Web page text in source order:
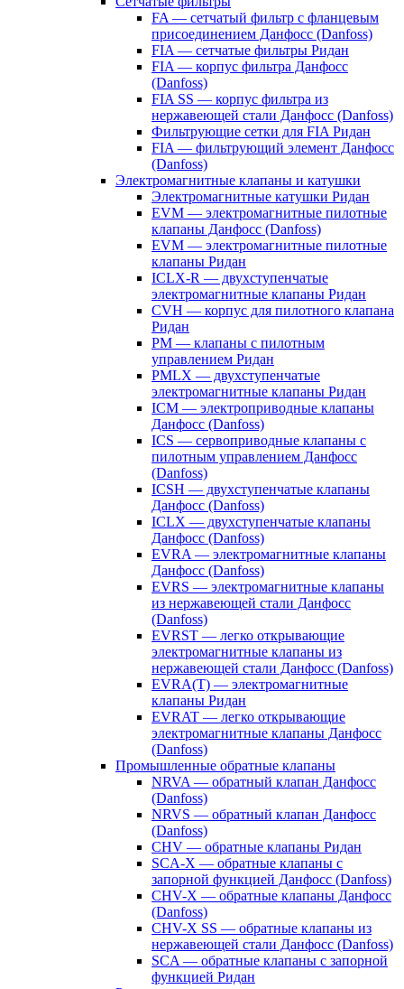
FA — сетчатый фильтр с фланцевым
присоединением Данфосс (Danfoss)
FIA — сетчатые фильтры Ридан
FIA — корпус фильтра Данфосс
(Danfoss)
FIA SS — корпус фильтра из
нержавеющей стали Данфосс (Danfoss)
Фильтрующие сетки для FIA Ридан
FIA — фильтрующий элемент Данфосс
(Danfoss)
Электромагнитные клапаны и катушки
Электромагнитные катушки Ридан
EVM — электромагнитные пилотные
клапаны Данфосс (Danfoss)
EVM — электромагнитные пилотные
клапаны Ридан
ICLX-R — двухступенчатые
электромагнитные клапаны Ридан
CVH — корпус для пилотного клапана
Ридан
PM — клапаны с пилотным
управлением Ридан
PMLX — двухступенчатые
электромагнитные клапаны Ридан
ICM — электроприводные клапаны
Данфосс (Danfoss)
ICS — сервоприводные клапаны с
пилотным управлением Данфосс
(Danfoss)
ICSH — двухступенчатые клапаны
Данфосс (Danfoss)
ICLX — двухступенчатые клапаны
Данфосс (Danfoss)
EVRA — электромагнитные клапаны
Данфосс (Danfoss)
EVRS — электромагнитные клапаны
из нержавеющей стали Данфосс
(Danfoss)
EVRST — легко открывающие
электромагнитные клапаны из
нержавеющей стали Данфосс (Danfoss)
EVRA(T) — электромагнитные
клапаны Ридан
EVRAT — легко открывающие
электромагнитные клапаны Данфосс
(Danfoss)
Промышленные обратные клапаны
NRVA — обратный клапан Данфосс
(Danfoss)
NRVS — обратный клапан Данфосс
(Danfoss)
CHV — обратные клапаны Ридан
SCA-X — обратные клапаны с
запорной функцией Данфосс (Danfoss)
CHV-X — обратные клапаны Данфосс
(Danfoss)
CHV-X SS — обратные клапаны из
нержавеющей стали Данфосс (Danfoss)
SCA — обратные клапаны с запорной
функцией Ридан